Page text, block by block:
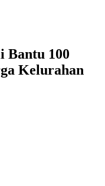
Bantu 100
Kelurahan